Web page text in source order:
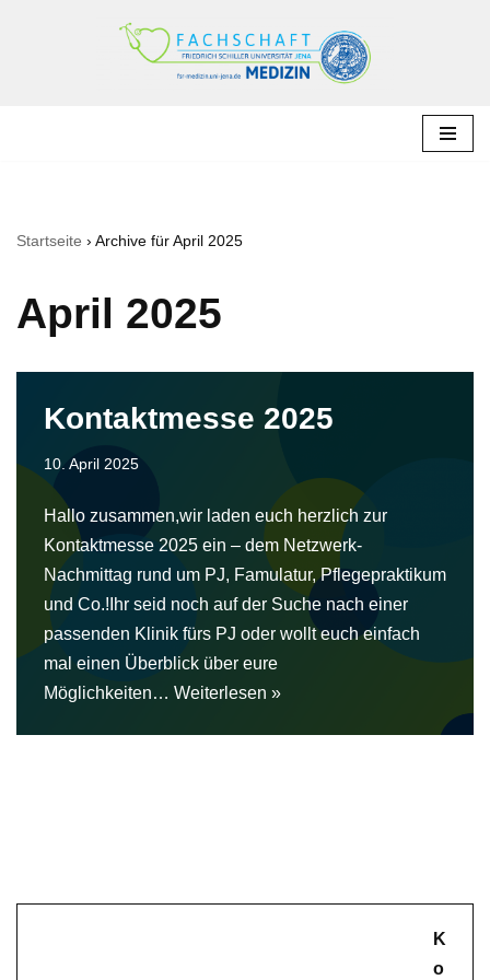
Startseite › Archive für April 2025
April 2025
Kontaktmesse 2025
10. April 2025
Hallo zusammen,wir laden euch herzlich zur
Kontaktmesse 2025 ein – dem Netzwerk-
Nachmittag rund um PJ, Famulatur, Pflegepraktikum
und Co.!Ihr seid noch auf der Suche nach einer
passenden Klinik fürs PJ oder wollt euch einfach
mal einen Überblick über eure
Möglichkeiten… Weiterlesen »
K
o